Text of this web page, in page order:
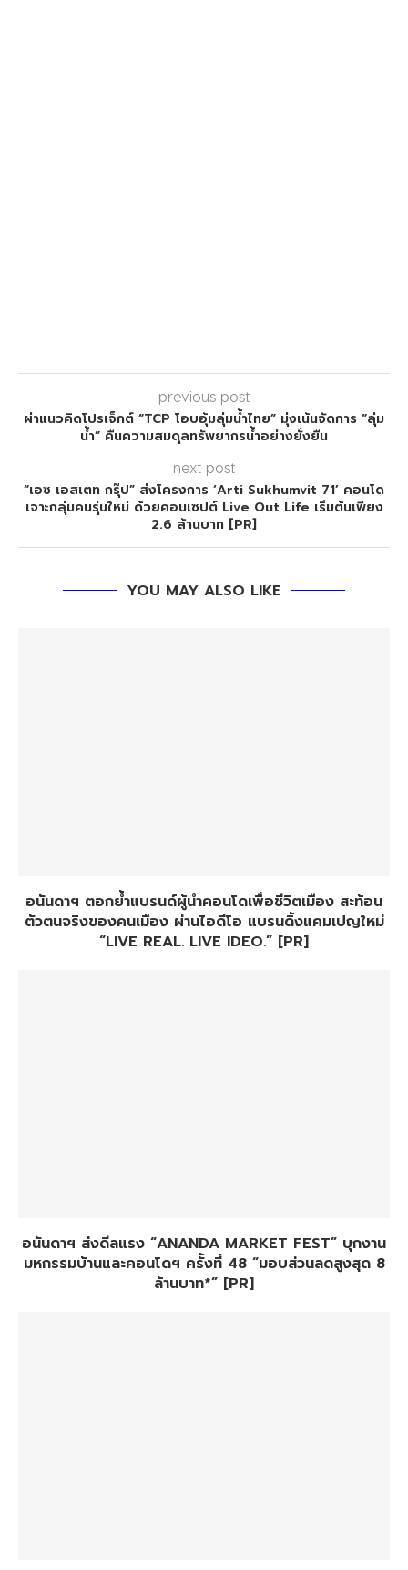
previous post
ผ่าแนวคิดโปรเจ็กต์ “TCP โอบอุ้มลุ่มน้ำไทย” มุ่งเน้นจัดการ “ลุ่ม
น้ำ” คืนความสมดุลทรัพยากรน้ำอย่างยั่งยืน
next post
“เอซ เอสเตท กรุ๊ป” ส่งโครงการ ‘Arti Sukhumvit 71’ คอนโด
เจาะกลุ่มคนรุ่นใหม่ ด้วยคอนเซปต์ Live Out Life เริ่มต้นเพียง
2.6 ล้านบาท [PR]
YOU MAY ALSO LIKE
อนันดาฯ ตอกย้ำแบรนด์ผู้นำคอนโดเพื่อชีวิตเมือง สะท้อน
ตัวตนจริงของคนเมือง ผ่านไอดีโอ แบรนดิ้งแคมเปญใหม่
“LIVE REAL. LIVE IDEO.” [PR]
อนันดาฯ ส่งดีลแรง “ANANDA MARKET FEST” บุกงาน
มหกรรมบ้านและคอนโดฯ ครั้งที่ 48 “มอบส่วนลดสูงสุด 8
ล้านบาท*” [PR]